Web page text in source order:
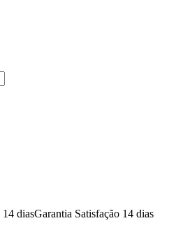
Garantia Satisfação 14 dias